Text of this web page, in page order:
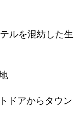
ルを混紡した生
ドアからタウン